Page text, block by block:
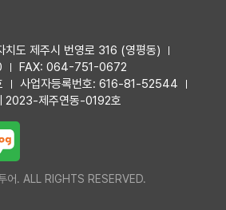
치도 제주시 번영로 316 (영평동)
FAX: 064-751-0672
사업자등록번호: 616-81-52544
2023-제주연동-0192호
. ALL RIGHTS RESERVED.